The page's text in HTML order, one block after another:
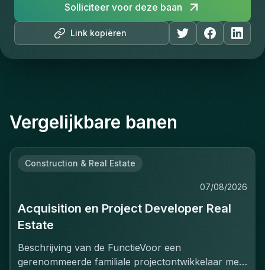
Link kopiëren
Solliciteer voor deze baan
Vergelijkbare banen
Construction & Real Estate
07/08/2026
Acquisition en Project Developer Real
Estate
Beschrijving van de FunctieVoor een
gerenommeerde familiale projectontwikkelaar met